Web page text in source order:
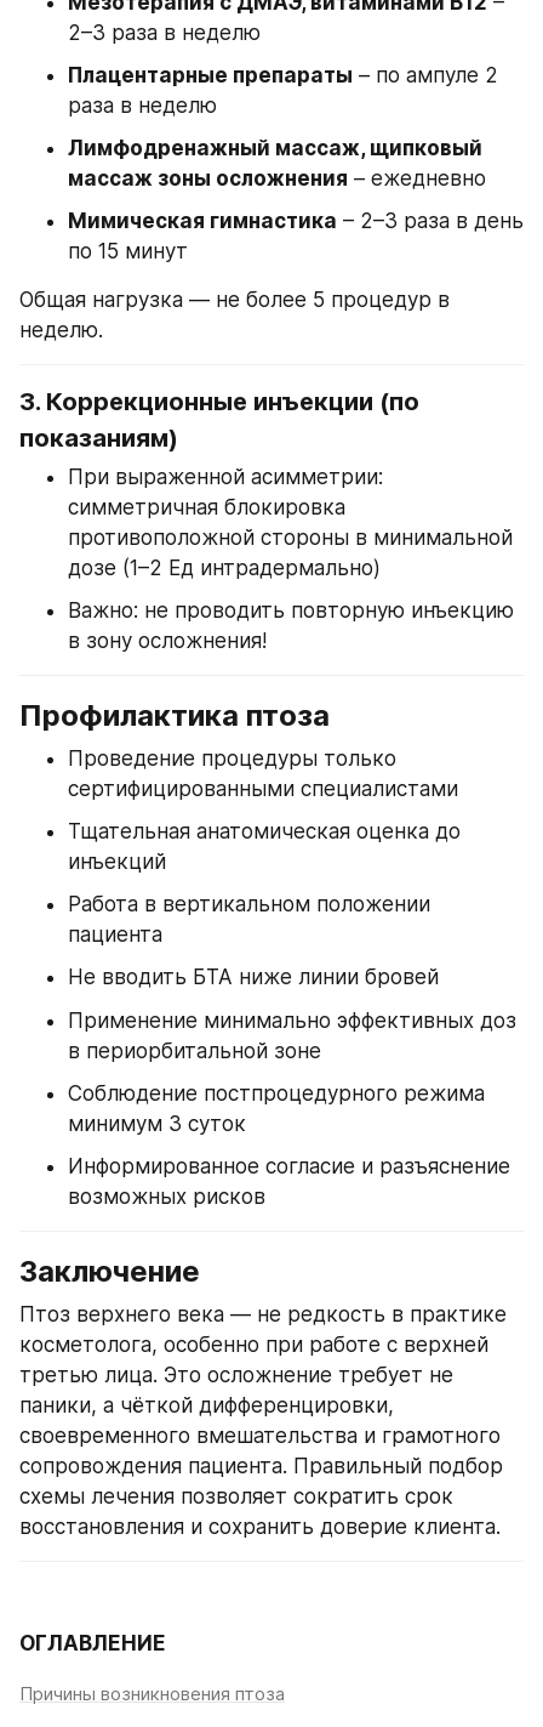
2–3 раза в неделю
Плацентарные препараты – по ампуле 2
раза в неделю
Лимфодренажный массаж, щипковый
массаж зоны осложнения – ежедневно
Мимическая гимнастика – 2–3 раза в день
по 15 минут
Общая нагрузка — не более 5 процедур в
неделю.
3. Коррекционные инъекции (по
показаниям)
При выраженной асимметрии:
симметричная блокировка
противоположной стороны в минимальной
дозе (1–2 Ед интрадермально)
Важно: не проводить повторную инъекцию
в зону осложнения!
Профилактика птоза
Проведение процедуры только
сертифицированными специалистами
Тщательная анатомическая оценка до
инъекций
Работа в вертикальном положении
пациента
Не вводить БТА ниже линии бровей
Применение минимально эффективных доз
в периорбитальной зоне
Соблюдение постпроцедурного режима
минимум 3 суток
Информированное согласие и разъяснение
возможных рисков
Заключение
Птоз верхнего века — не редкость в практике
косметолога, особенно при работе с верхней
третью лица. Это осложнение требует не
паники, а чёткой дифференцировки,
своевременного вмешательства и грамотного
сопровождения пациента. Правильный подбор
схемы лечения позволяет сократить срок
восстановления и сохранить доверие клиента.
ОГЛАВЛЕНИЕ
Причины возникновения птоза